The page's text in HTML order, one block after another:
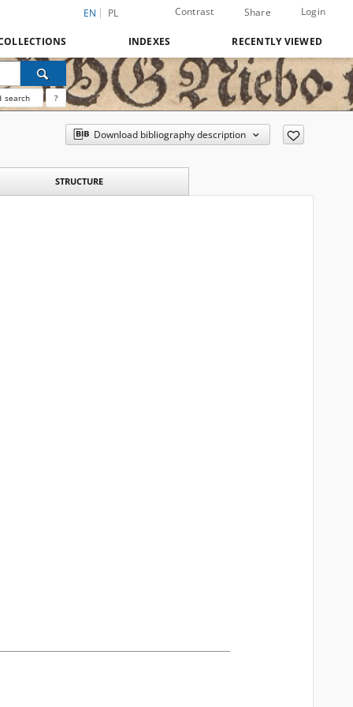
EN PL Contrast Share Login
INDEXES RECENTLY VIEWED
search ?
Download bibliography description
STRUCTURE